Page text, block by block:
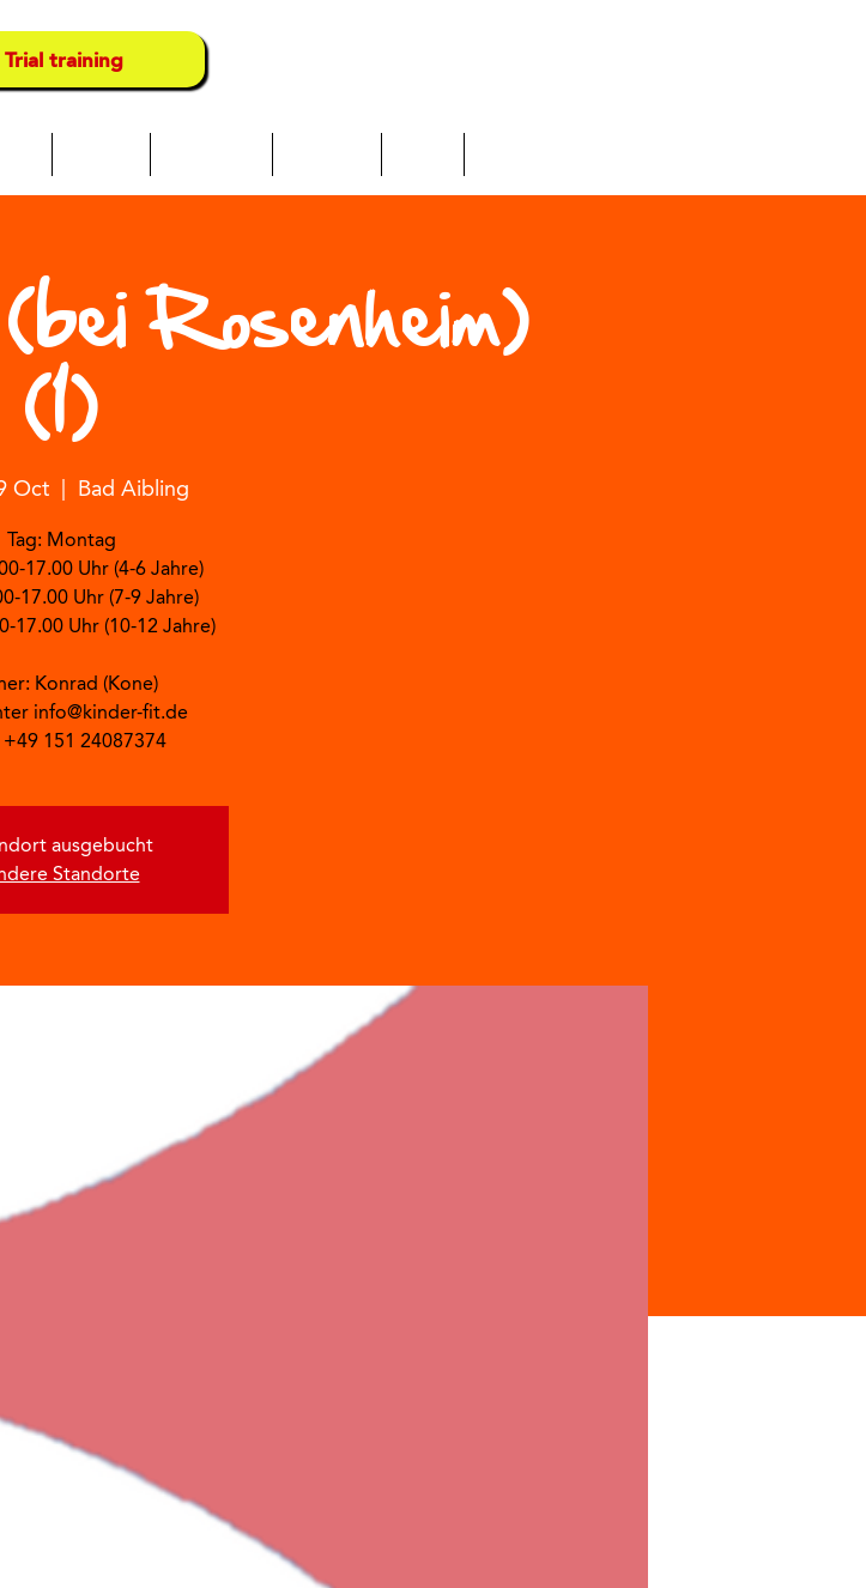
Trial training
Rosenheim)
(1)
Oct Bad Aibling
Tag: Montag
17.00 Uhr (4-6 Jahre)
17.00 Uhr (7-9 Jahre)
17.00 Uhr (10-12 Jahre)
Konrad (Kone)
info@kinder-fit.de
151 24087374
ausgebucht
Standorte